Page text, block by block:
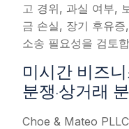
고 경위, 과실 여부,
금 손실, 장기 후유
소송 필요성을 검토
미시간 비즈
분쟁·상거래
Choe & Mateo